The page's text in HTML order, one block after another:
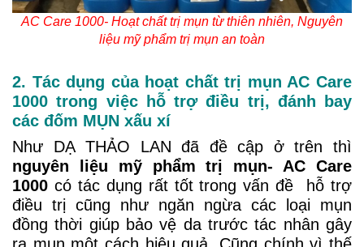
AC Care 1000- Hoạt chất trị mụn từ thiên nhiên, Nguyên
liệu mỹ phẩm trị mụn an toàn
2. Tác dụng của hoạt chất trị mụn AC Care
1000 trong việc hỗ trợ điều trị, đánh bay
các đốm MỤN xấu xí
Như DẠ THẢO LAN đã đề cập ở trên thì
nguyên liệu mỹ phẩm trị mụn- AC Care
1000 có tác dụng rất tốt trong vấn đề hỗ trợ
điều trị cũng như ngăn ngừa các loại mụn
đồng thời giúp bảo vệ da trước tác nhân gây